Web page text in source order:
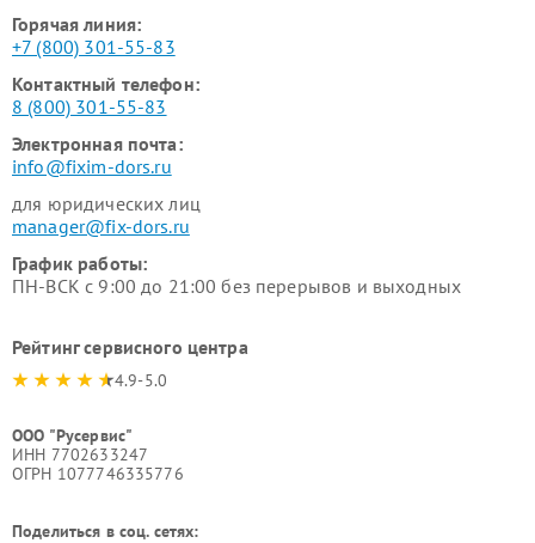
Горячая линия:
+7 (800) 301-55-83
Контактный телефон:
8 (800) 301-55-83
Электронная почта:
info@fixim-dors.ru
для юридических лиц
manager@fix-dors.ru
График работы:
ПН-ВСК с 9:00 до 21:00 без перерывов и выходных
Рейтинг сервисного центра
4.9-5.0
ООО "Русервис"
ИНН 7702633247
ОГРН 1077746335776
Поделиться в соц. сетях: